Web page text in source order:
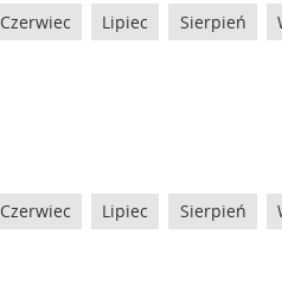
Czerwiec Lipiec Sierpień
Czerwiec Lipiec Sierpień